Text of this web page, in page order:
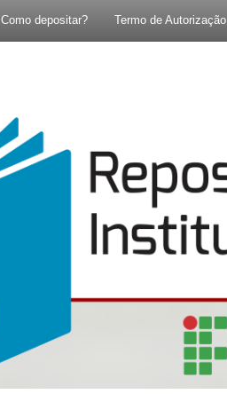
Como depositar? Termo de Autorização